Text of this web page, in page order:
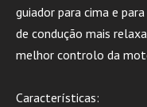
guiador para cima e
de condução mais
melhor controlo da
Características: